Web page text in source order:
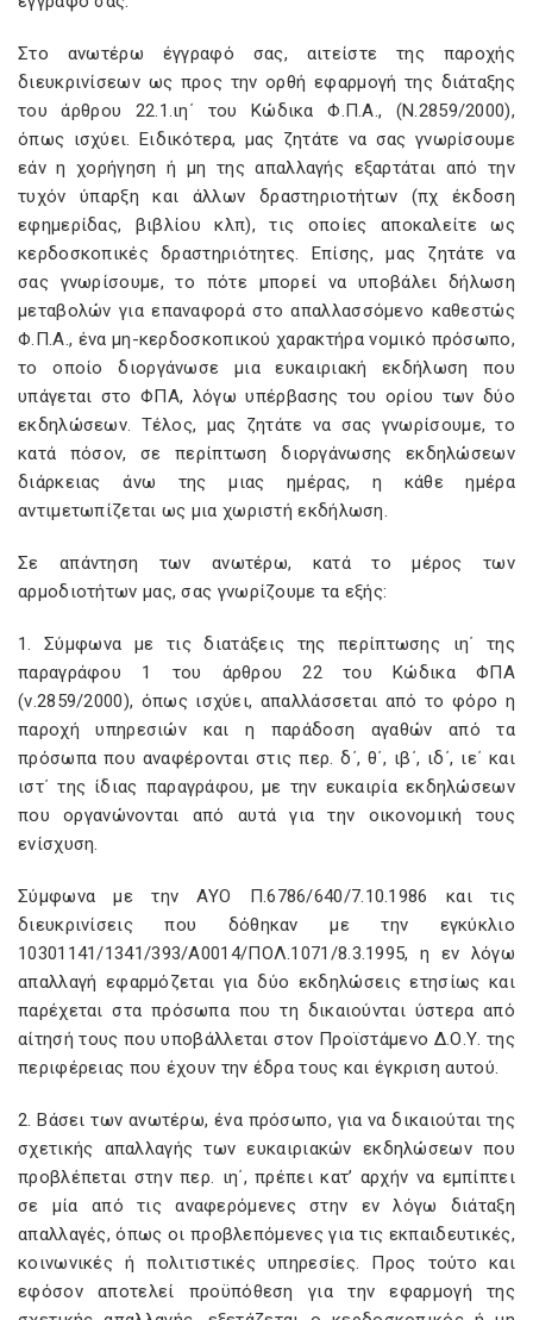
Στο ανωτέρω έγγραφό σας, αιτείστε της παροχής
διευκρινίσεων ως προς την ορθή εφαρμογή της διάταξης
του άρθρου 22.1.ιη΄ του Κώδικα Φ.Π.Α., (Ν.2859/2000),
όπως ισχύει. Ειδικότερα, μας ζητάτε να σας γνωρίσουμε
εάν η χορήγηση ή μη της απαλλαγής εξαρτάται από την
τυχόν ύπαρξη και άλλων δραστηριοτήτων (πχ έκδοση
εφημερίδας, βιβλίου κλπ), τις οποίες αποκαλείτε ως
κερδοσκοπικές δραστηριότητες. Επίσης, μας ζητάτε να
σας γνωρίσουμε, το πότε μπορεί να υποβάλει δήλωση
μεταβολών για επαναφορά στο απαλλασσόμενο καθεστώς
Φ.Π.Α., ένα μη-κερδοσκοπικού χαρακτήρα νομικό πρόσωπο,
το οποίο διοργάνωσε μια ευκαιριακή εκδήλωση που
υπάγεται στο ΦΠΑ, λόγω υπέρβασης του ορίου των δύο
εκδηλώσεων. Τέλος, μας ζητάτε να σας γνωρίσουμε, το
κατά πόσον, σε περίπτωση διοργάνωσης εκδηλώσεων
διάρκειας άνω της μιας ημέρας, η κάθε ημέρα
αντιμετωπίζεται ως μια χωριστή εκδήλωση.
Σε απάντηση των ανωτέρω, κατά το μέρος των
αρμοδιοτήτων μας, σας γνωρίζουμε τα εξής:
1. Σύμφωνα με τις διατάξεις της περίπτωσης ιη΄ της
παραγράφου 1 του άρθρου 22 του Κώδικα ΦΠΑ
(ν.2859/2000), όπως ισχύει, απαλλάσσεται από το φόρο η
παροχή υπηρεσιών και η παράδοση αγαθών από τα
πρόσωπα που αναφέρονται στις περ. δ΄, θ΄, ιβ΄, ιδ΄, ιε΄ και
ιστ΄ της ίδιας παραγράφου, με την ευκαιρία εκδηλώσεων
που οργανώνονται από αυτά για την οικονομική τους
ενίσχυση.
Σύμφωνα με την ΑΥΟ Π.6786/640/7.10.1986 και τις
διευκρινίσεις που δόθηκαν με την εγκύκλιο
10301141/1341/393/Α0014/ΠΟΛ.1071/8.3.1995, η εν λόγω
απαλλαγή εφαρμόζεται για δύο εκδηλώσεις ετησίως και
παρέχεται στα πρόσωπα που τη δικαιούνται ύστερα από
αίτησή τους που υποβάλλεται στον Προϊστάμενο Δ.Ο.Υ. της
περιφέρειας που έχουν την έδρα τους και έγκριση αυτού.
2. Βάσει των ανωτέρω, ένα πρόσωπο, για να δικαιούται της
σχετικής απαλλαγής των ευκαιριακών εκδηλώσεων που
προβλέπεται στην περ. ιη΄, πρέπει κατ’ αρχήν να εμπίπτει
σε μία από τις αναφερόμενες στην εν λόγω διάταξη
απαλλαγές, όπως οι προβλεπόμενες για τις εκπαιδευτικές,
κοινωνικές ή πολιτιστικές υπηρεσίες. Προς τούτο και
εφόσον αποτελεί προϋπόθεση για την εφαρμογή της